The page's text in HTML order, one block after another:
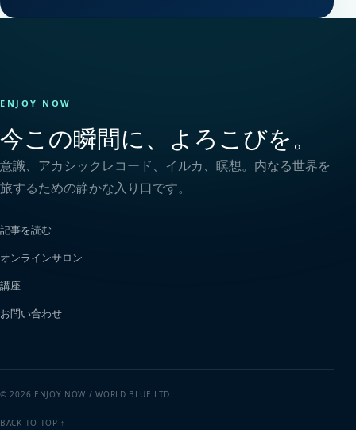
ENJOY NOW
今この瞬間に、よろこびを。
意識、アカシックレコード、イルカ、瞑想。内なる世界を
旅するための静かな入り口です。
記事を読む
オンラインサロン
講座
お問い合わせ
© 2026 ENJOY NOW / WORLD BLUE LTD.
BACK TO TOP ↑